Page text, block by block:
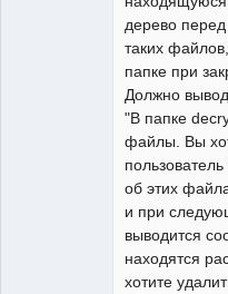
дерево
таких
папке при
Должно
"В папке
файлы. Вы
об этих
и при
выводится
находятся
хотите